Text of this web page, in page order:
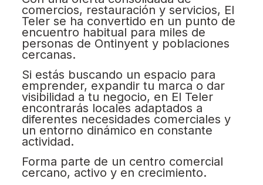
comercios, restauración y servicios, El
Teler se ha convertido en un punto de
encuentro habitual para miles de
personas de Ontinyent y poblaciones
cercanas.
Si estás buscando un espacio para
emprender, expandir tu marca o dar
visibilidad a tu negocio, en El Teler
encontrarás locales adaptados a
diferentes necesidades comerciales y
un entorno dinámico en constante
actividad.
Forma parte de un centro comercial
cercano, activo y en crecimiento.